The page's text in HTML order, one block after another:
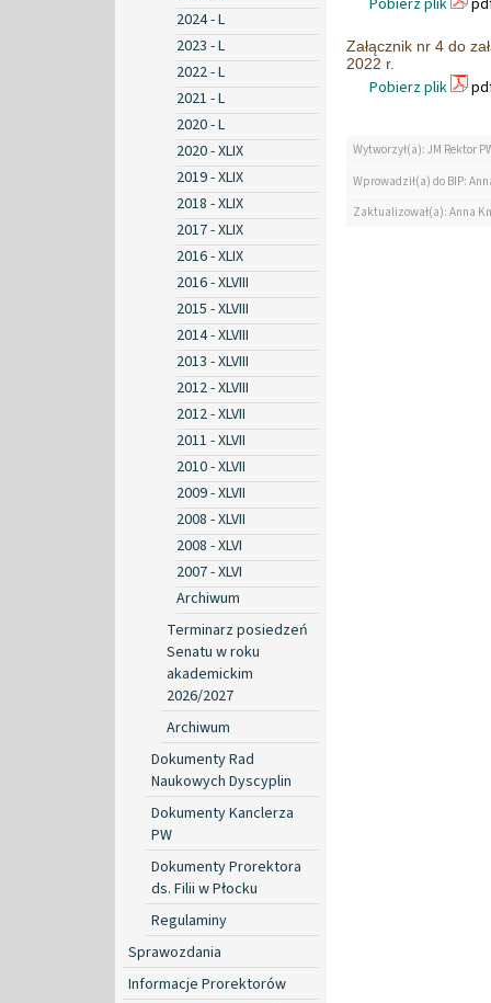
2024 - L
2023 - L
2022 - L
2021 - L
2020 - L
2020 - XLIX
2019 - XLIX
2018 - XLIX
2017 - XLIX
2016 - XLIX
2016 - XLVIII
2015 - XLVIII
2014 - XLVIII
2013 - XLVIII
2012 - XLVIII
2012 - XLVII
2011 - XLVII
2010 - XLVII
2009 - XLVII
2008 - XLVII
2008 - XLVI
2007 - XLVI
Archiwum
Terminarz posiedzeń
Senatu w roku
akademickim
2026/2027
Archiwum
Dokumenty Rad
Naukowych Dyscyplin
Dokumenty Kanclerza
PW
Dokumenty Prorektora
ds. Filii w Płocku
Regulaminy
Sprawozdania
Informacje Prorektorów
Załącznik nr 4 do
2022 r.
Pobierz plik
Wytworzył(a): JM Rektor
Wprowadził(a) do BIP:
Zaktualizował(a): Anna